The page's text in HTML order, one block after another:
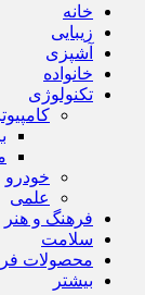
خانه
زیبایی
آشپزی
خانواده
تکنولوژی
خودرو
علمی
فرهنگ و هنر
سلامت
محصولات
بیشتر